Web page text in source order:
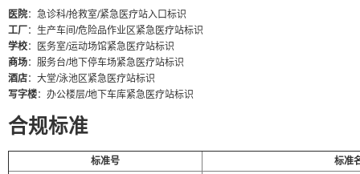
医院：急诊科/抢救室/紧急医疗站入口标识
工厂
：生产车间/危险品作业区紧急医疗站标识
学校：医务室/运动场馆紧急医疗站标识
商场：服务台/地下停车场紧急医疗站标识
酒店：大堂/泳池区紧急医疗站标识
写字楼：办公楼层/地下车库紧急医疗站标识
合规标准
标准号
标准